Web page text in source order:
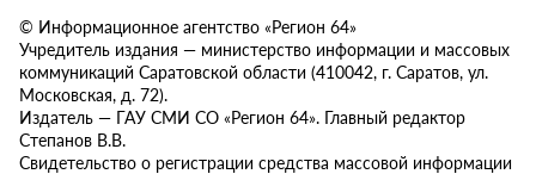
© Информационное агентство «Регион 64»
Учредитель издания — министерство информации и массовых
коммуникаций Саратовской области (410042, г. Саратов, ул.
Московская, д. 72).
Издатель — ГАУ СМИ СО «Регион 64». Главный редактор
Степанов В.В.
Свидетельство о регистрации средства массовой информации